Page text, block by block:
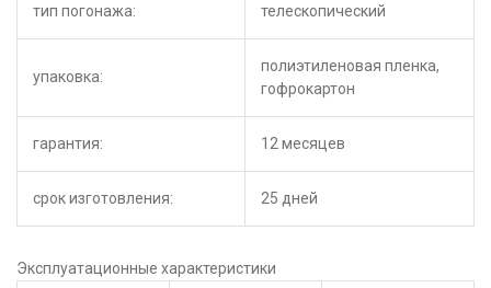
тип погонажа: телескопический
упаковка:
полиэтиленовая пленка,
гофрокартон
гарантия: 12 месяцев
срок изготовления: 25 дней
Эксплуатационные характеристики